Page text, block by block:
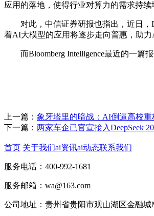
应用的落地，使得行业对算力的需求持续
对此，中信证券研报也指出，近日，
着AI大模型的应用将逐步走向普惠，助
而Bloomberg Intelligence最近的一篇报
上一篇： 象牙塔里的暗战：AI倒逼高校重
下一篇： 两家车企已官宣接入DeepSeek
首页 关于我们ai资讯ai动态联系我们
服务电话：400-992-1681
服务邮箱：wa@163.com
公司地址：贵州省贵阳市观山湖区金融